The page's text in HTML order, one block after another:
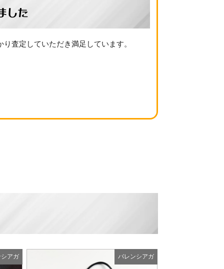
した
査定していただき満足しています。
アガ バレンシアガ